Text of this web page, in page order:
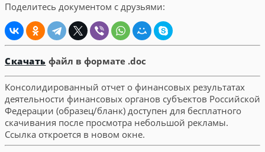
Поделитесь документом с друзьями:
Скачать файл в формате .doc
Консолидированный отчет о финансовых результатах
деятельности финансовых органов субъектов Российской
Федерации (образец/бланк) доступен для бесплатного
скачивания после просмотра небольшой рекламы.
Ссылка откроется в новом окне.